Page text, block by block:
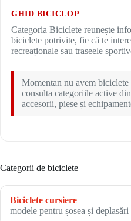
GHID BICICLOP
Categoria Biciclete reunește
biciclete potrivite, fie că te
recreaționale sau traseele
Momentan nu avem
consulta categoriile active
accesorii, piese și
Categorii de biciclete
Biciclete cursiere
modele pentru șosea și